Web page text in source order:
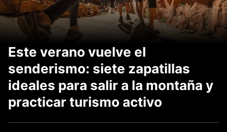
Este verano vuelve el
senderismo: siete zapatillas
ideales para salir a la montaña y
practicar turismo activo